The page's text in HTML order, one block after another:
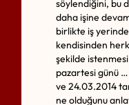
söylendiğini, bu
daha işine
birlikte iş
kendisinden
şekilde
pazartesi günü
ve 24.03.2014
ne olduğunu